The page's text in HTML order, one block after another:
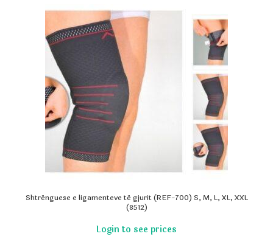
Shtrënguese e ligamenteve të gjurit (REF-700) S, M, L, XL, XXL
(8512)